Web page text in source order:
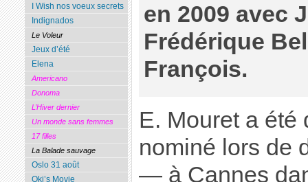
en 2009 avec
Frédérique
François.
E. Mouret a été
nominé lors de
— à Cannes
I Wish nos voeux secrets
Indignados
Le Voleur
Jeux d’été
Elena
Americano
Donoma
L’Hiver dernier
Un monde sans femmes
17 filles
La Balade sauvage
Oslo 31 août
Oki’s Movie